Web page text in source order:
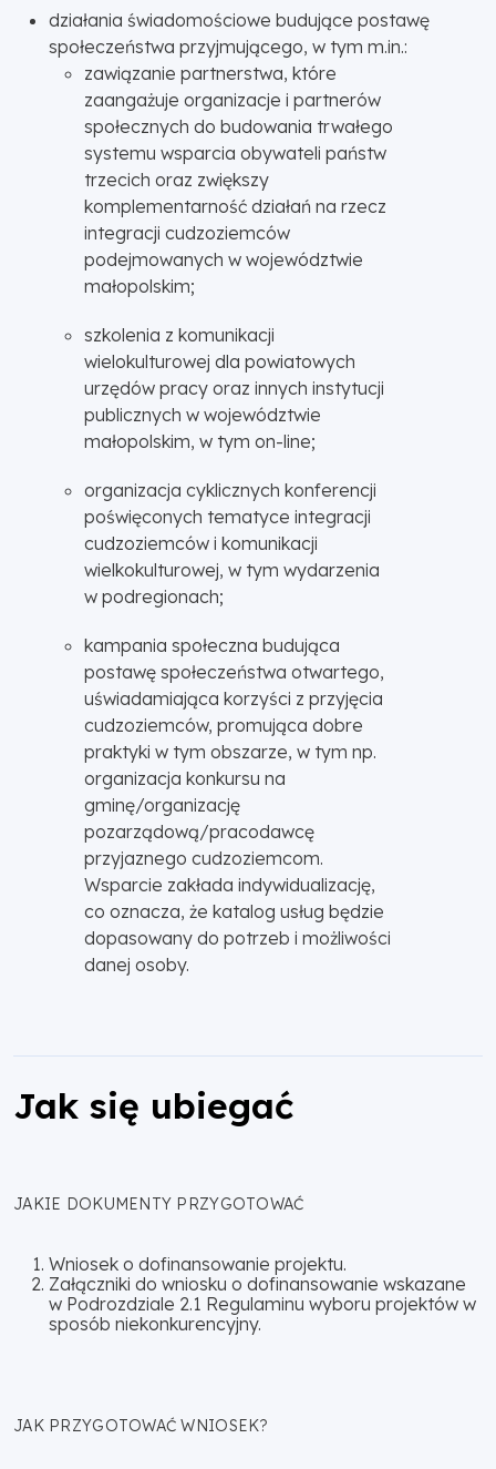
działania świadomościowe budujące postawę
społeczeństwa przyjmującego, w tym m.in.:
zawiązanie partnerstwa, które
zaangażuje organizacje i partnerów
społecznych do budowania trwałego
systemu wsparcia obywateli państw
trzecich oraz zwiększy
komplementarność działań na rzecz
integracji cudzoziemców
podejmowanych w województwie
małopolskim;
szkolenia z komunikacji
wielokulturowej dla powiatowych
urzędów pracy oraz innych instytucji
publicznych w województwie
małopolskim, w tym on-line;
organizacja cyklicznych konferencji
poświęconych tematyce integracji
cudzoziemców i komunikacji
wielkokulturowej, w tym wydarzenia
w podregionach;
kampania społeczna budująca
postawę społeczeństwa otwartego,
uświadamiająca korzyści z przyjęcia
cudzoziemców, promująca dobre
praktyki w tym obszarze, w tym np.
organizacja konkursu na
gminę/organizację
pozarządową/pracodawcę
przyjaznego cudzoziemcom.
Wsparcie zakłada indywidualizację,
co oznacza, że katalog usług będzie
dopasowany do potrzeb i możliwości
danej osoby.
Jak się ubiegać
JAKIE DOKUMENTY PRZYGOTOWAĆ
Wniosek o dofinansowanie projektu.
Załączniki do wniosku o dofinansowanie wskazane
w Podrozdziale 2.1 Regulaminu wyboru projektów w
sposób niekonkurencyjny.
JAK PRZYGOTOWAĆ WNIOSEK?